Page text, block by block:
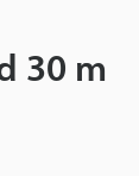
30 m